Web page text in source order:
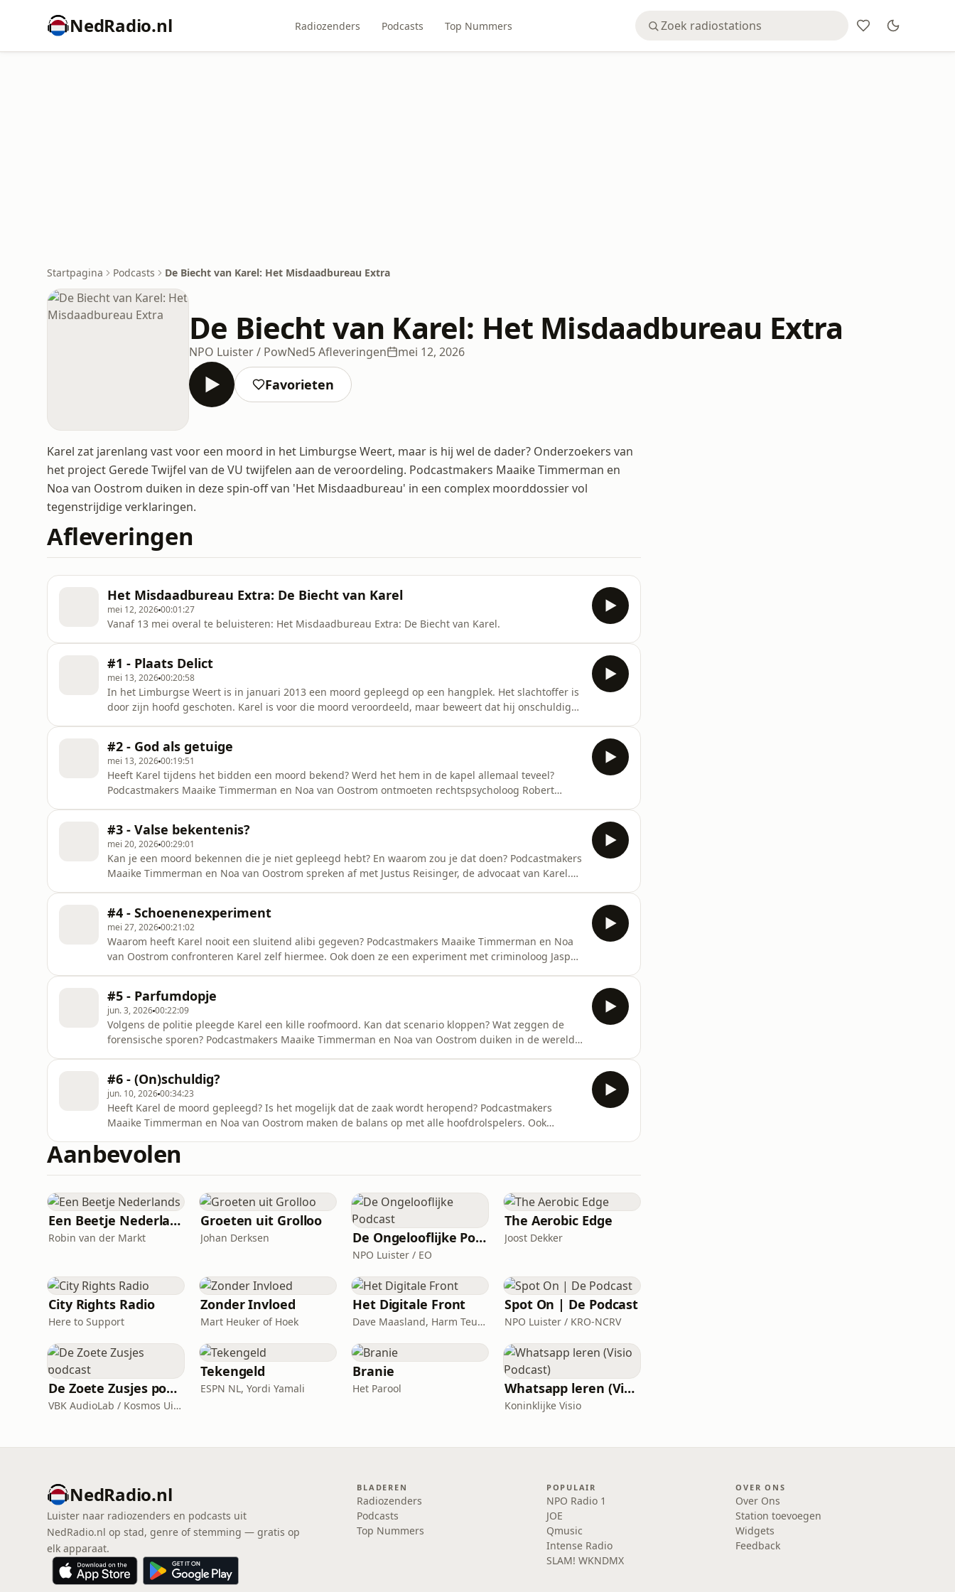
NedRadio.nl Radiozenders Podcasts Top Nummers
Startpagina Podcasts De Biecht van Karel: Het Misdaadbureau Extra
De Biecht van Karel: Het Misdaadbureau Extra
NPO Luister / PowNed5 Afleveringen mei 12, 2026
Favorieten
Karel zat jarenlang vast voor een moord in het Limburgse Weert, maar is hij wel de dader? Onderzoekers van
het project Gerede Twijfel van de VU twijfelen aan de veroordeling. Podcastmakers Maaike Timmerman en
Noa van Oostrom duiken in deze spin-off van 'Het Misdaadbureau' in een complex moorddossier vol
tegenstrijdige verklaringen.
Afleveringen
Het Misdaadbureau Extra: De Biecht van Karel
mei 12, 202600:01:27
Vanaf 13 mei overal te beluisteren: Het Misdaadbureau Extra: De Biecht van Karel.
#1 - Plaats Delict
mei 13, 202600:20:58
In het Limburgse Weert is in januari 2013 een moord gepleegd op een hangplek. Het slachtoffer is
door zijn hoofd geschoten. Karel is voor die moord veroordeeld, maar beweert dat hij onschuldig
zijn veroordeling.
#2 - God als getuige
mei 13, 202600:19:51
Heeft Karel tijdens het bidden een moord bekend? Werd het hem in de kapel allemaal teveel?
Podcastmakers Maaike Timmerman en Noa van Oostrom ontmoeten rechtspsycholoog Robert
#3 - Valse bekentenis?
mei 20, 202600:29:01
Kan je een moord bekennen die je niet gepleegd hebt? En waarom zou je dat doen? Podcastmakers
Maaike Timmerman en Noa van Oostrom spreken af met Justus Reisinger, de advocaat van Karel.
verhoorkamer. Heb
#4 - Schoenenexperiment
mei 27, 202600:21:02
Waarom heeft Karel nooit een sluitend alibi gegeven? Podcastmakers Maaike Timmerman en Noa
van Oostrom confronteren Karel zelf hiermee. Ook doen ze een experiment met criminoloog Jasper
#5 - Parfumdopje
jun. 3, 202600:22:09
Volgens de politie pleegde Karel een kille roofmoord. Kan dat scenario kloppen? Wat zeggen de
forensische sporen? Podcastmakers Maaike Timmerman en Noa van Oostrom duiken in de wereld
#6 - (On)schuldig?
jun. 10, 202600:34:23
Heeft Karel de moord gepleegd? Is het mogelijk dat de zaak wordt heropend? Podcastmakers
Maaike Timmerman en Noa van Oostrom maken de balans op met alle hoofdrolspelers. Ook
aflevering in deze reeks. Heb je tips? Mail naar: misdaadbureau@powned.tv
Aanbevolen
Een Beetje Nederlands
Robin van der Markt
Groeten uit Grolloo
Johan Derksen De Ongelooflijke Podcast
NPO Luister / EO
The Aerobic Edge
Joost Dekker
City Rights Radio
Here to Support
Zonder Invloed
Mart Heuker of Hoek
Het Digitale Front
Dave Maasland, Harm Teunis / Corti Media
Spot On | De Podcast
NPO Luister / KRO-NCRV
De Zoete Zusjes podcast
VBK AudioLab / Kosmos Uitgevers
Tekengeld
ESPN NL, Yordi Yamali
Branie
Het Parool Whatsapp leren (Visio Podcast)
Koninklijke Visio
NedRadio.nl
Luister naar radiozenders en podcasts uit
NedRadio.nl op stad, genre of stemming — gratis op
elk apparaat.
BLADEREN
Radiozenders
Podcasts
Top Nummers
POPULAIR
NPO Radio 1
JOE
Qmusic
Intense Radio
SLAM! WKNDMX
OVER ONS
Over Ons
Station toevoegen
Widgets
Feedback